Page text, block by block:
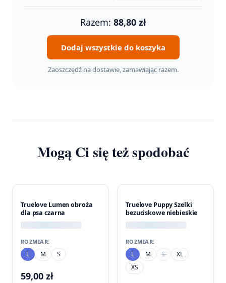
Razem: 88,80 zł
Dodaj wszystkie do koszyka
Zaoszczędź na dostawie, zamawiając razem.
Mogą Ci się też spodobać
Truelove Lumen obroża
dla psa czarna
ROZMIAR:
L M S
59,00 zł
Truelove Puppy Szelki
bezuciskowe niebieskie
ROZMIAR:
L M S
XL
XS